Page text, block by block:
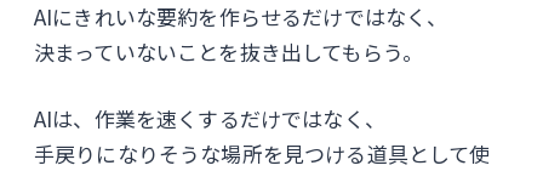
AIにきれいな要約を作らせるだけではなく、
決まっていないことを抜き出してもらう。
AIは、作業を速くするだけではなく、
手戻りになりそうな場所を見つける道具として使